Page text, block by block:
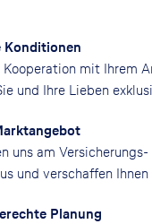
Konditionen
Kooperation mit Ihrem
und Ihre Lieben
uns am
und verschaffen Ihnen
Planung